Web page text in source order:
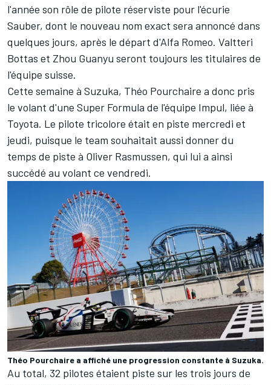
l'année son rôle de pilote réserviste pour l'écurie
Sauber, dont le nouveau nom exact sera annoncé dans
quelques jours, après le départ d'Alfa Romeo. Valtteri
Bottas et Zhou Guanyu seront toujours les titulaires de
l'équipe suisse.
Cette semaine à Suzuka, Théo Pourchaire a donc pris
le volant d'une Super Formula de l'équipe Impul, liée à
Toyota. Le pilote tricolore était en piste mercredi et
jeudi, puisque le team souhaitait aussi donner du
temps de piste à Oliver Rasmussen, qui lui a ainsi
succédé au volant ce vendredi.
Théo Pourchaire a affiché une progression constante à Suzuka.
Au total, 32 pilotes étaient piste sur les trois jours de